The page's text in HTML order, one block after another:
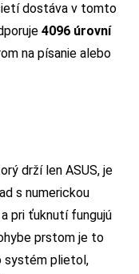
dostáva v tomto
4096 úrovní
na písanie alebo
drží len ASUS, je
s numerickou
pri ťuknutí fungujú
prstom je to
systém plietol,